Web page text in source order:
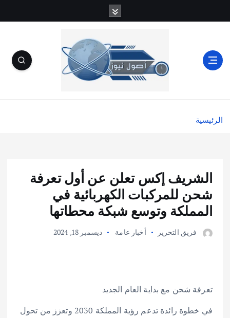
ل
الرئيسية
الشريف إكس تعلن عن أول تعرفة
شحن للمركبات الكهربائية في
المملكة وتوسع شبكة محطاتها
فريق التحرير أخبار عامة ديسمبر 18, 2024
تعرفة شحن مع بداية العام الجديد
في خطوة رائدة تدعم رؤية المملكة 2030 وتعزز من تحول